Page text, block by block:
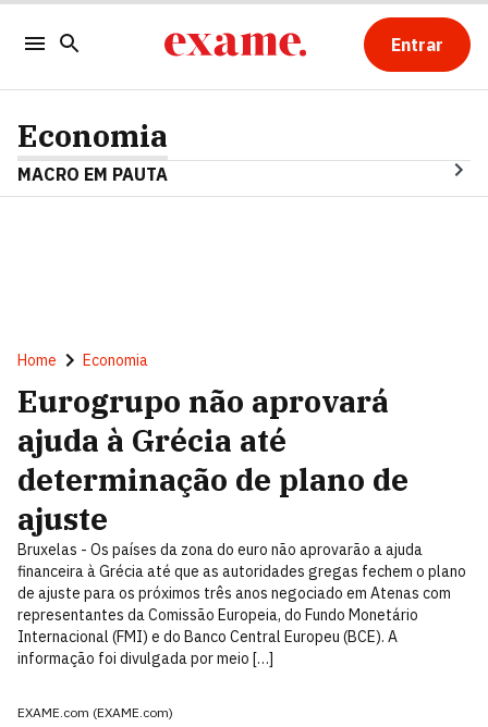
Entrar
Economia
MACRO EM PAUTA
Home Economia
Eurogrupo não aprovará
ajuda à Grécia até
determinação de plano de
ajuste
Bruxelas - Os países da zona do euro não aprovarão a ajuda
financeira à Grécia até que as autoridades gregas fechem o plano
de ajuste para os próximos três anos negociado em Atenas com
representantes da Comissão Europeia, do Fundo Monetário
Internacional (FMI) e do Banco Central Europeu (BCE). A
informação foi divulgada por meio […]
EXAME.com (EXAME.com)